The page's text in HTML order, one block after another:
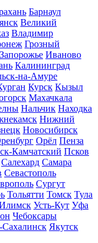
Барнаул
Великий
Владимир
Грозный
Запорожье Иваново
Калининград
на-Амуре
Курск Кызыл
Махачкала
Нальчик Находка
Нижний
Новосибирск
Орёл Пенза
Камчатский Псков
Салехард Самара
Севастополь
Сургут
Тольятти Томск Тула
Усть-Кут Уфа
Чебоксары
Якутск